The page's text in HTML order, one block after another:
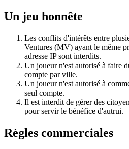
Un jeu honnête
Les conflits d'intérêts entre
Ventures (MV) ayant le même
adresse IP sont interdits.
Un joueur n'est autorisé à faire
compte par ville.
Un joueur n'est autorisé à
seul compte.
Il est interdit de gérer des
pour servir le bénéfice d'autrui.
Règles commerciales